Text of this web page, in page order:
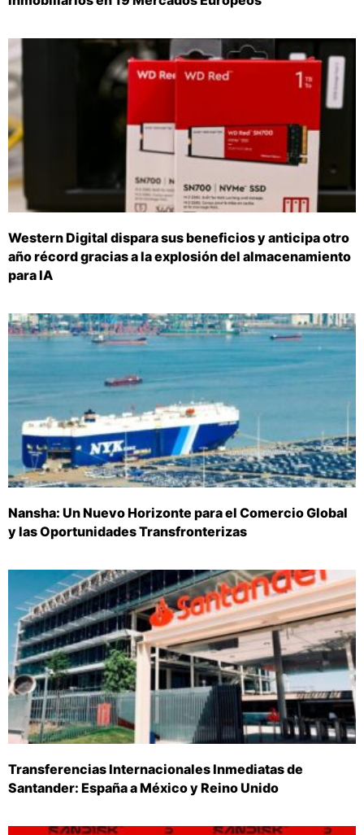
Western Digital dispara sus beneficios y anticipa otro
año récord gracias a la explosión del almacenamiento
para IA
Nansha: Un Nuevo Horizonte para el Comercio Global
y las Oportunidades Transfronterizas
Transferencias Internacionales Inmediatas de
Santander: España a México y Reino Unido